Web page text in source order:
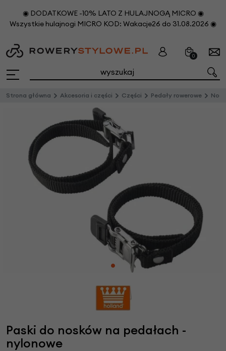
◉ DODATKOWE -10% LATO Z HULAJNOGĄ MICRO ◉
Wszystkie hulajnogi MICRO KOD: Wakacje26 do 31.08.2026 ◉
0
Strona główna Akcesoria i części Części Pedały rowerowe
Paski do nosków na pedałach -
nylonowe